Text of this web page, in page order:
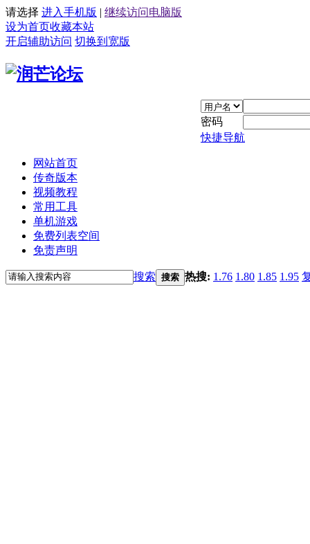
请选择 进入手机版 | 继续访问电脑版
设为首页收藏本站
开启辅助访问 切换到宽版
密码
快捷导航
网站首页
传奇版本
视频教程
常用工具
单机游戏
免费列表空间
免责声明
搜索 搜索 热搜: 1.76 1.80 1.85 1.95